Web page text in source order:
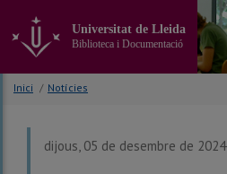
contingut
principal
Universitat de Lleida
Biblioteca i Documentació
Inici / Notícies
dijous, 05 de desembre de 2024